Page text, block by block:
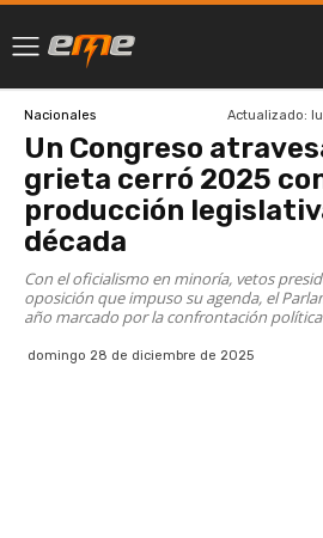
Nacionales Actualizado:
Un Congreso
grieta cerró 2025
producción
década
Con el oficialismo en minoría, vetos
oposición que impuso su agenda, el
año marcado por la confrontación
domingo 28 de diciembre de 2025